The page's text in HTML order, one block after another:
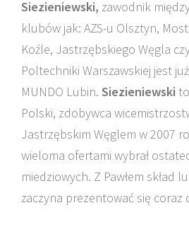
Siezieniewski, zawodnik
klubów jak: AZS-u Olsztyn,
Koźle, Jastrzębskiego Węgla
Poltechniki Warszawskiej jest
MUNDO Lubin. Siezieniewski
Polski, zdobywca
Jastrzębskim Węglem w 2007
wieloma ofertami wybrał
miedziowych. Z Pawłem skład
zaczyna prezentować się coraz